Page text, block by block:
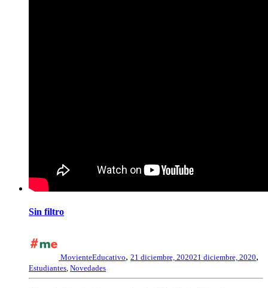
Sin filtro
MovienteEducativo, 21 diciembre, 202021 diciembre, 2020,
Estudiantes, Novedades